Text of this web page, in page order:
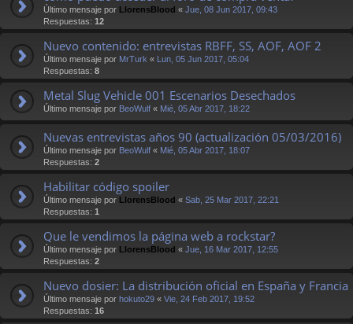
Último mensaje por LlorensBlood « Jue, 08 Jun 2017, 09:43
Respuestas: 12
Nuevo contenido: entrevistas RBFF, SS, AOF, AOF 2
Último mensaje por MrTurk « Lun, 05 Jun 2017, 05:04
Respuestas: 8
Metal Slug Vehicle 001 Escenarios Desechados
Último mensaje por BeoWulf « Mié, 05 Abr 2017, 18:22
Nuevas entrevistas años 90 (actualización 05/03/2016)
Último mensaje por BeoWulf « Mié, 05 Abr 2017, 18:07
Respuestas: 2
Habilitar código spoiler
Último mensaje por LlorensBlood « Sab, 25 Mar 2017, 22:21
Respuestas: 1
Que le vendimos la página web a rockstar?
Último mensaje por LlorensBlood « Jue, 16 Mar 2017, 12:55
Respuestas: 2
Nuevo dosier: La distribución oficial en España y Francia
Último mensaje por hokuto29 « Vie, 24 Feb 2017, 19:52
Respuestas: 16